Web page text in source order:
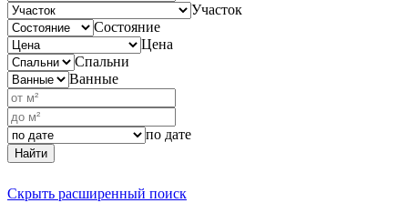
Участок
Состояние
Цена
Спальни
Ванные
по дате
Найти
Скрыть расширенный поиск